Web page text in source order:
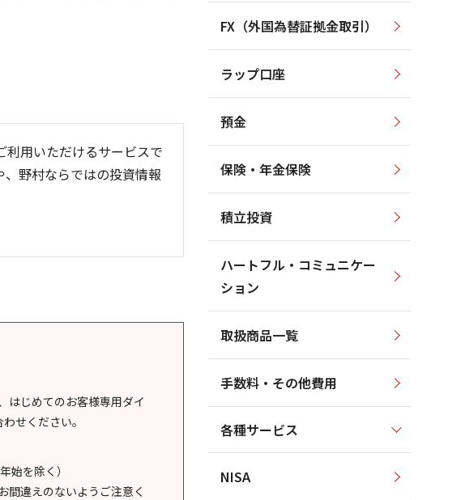
利用いただけるサービスで
野村ならではの投資情報
はじめてのお客様専用ダイ
せください。
始を除く）
間違えのないようご注意く
FX（外国為替証拠金取引）
ラップ口座
預金
保険・年金保険
積立投資
ハートフル・コミュニケー
ション
取扱商品一覧
手数料・その他費用
各種サービス
NISA